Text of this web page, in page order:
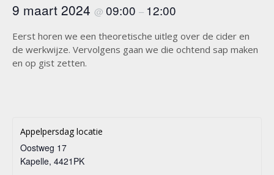
9 maart 2024 @ 09:00 – 12:00
Eerst horen we een theoretische uitleg over de cider en
de werkwijze. Vervolgens gaan we die ochtend sap maken
en op gist zetten.
Appelpersdag locatie
Oostweg 17
Kapelle, 4421PK